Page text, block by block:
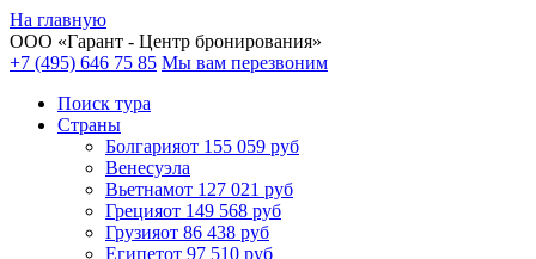
На главную
ООО «Гарант - Центр бронирования»
+7 (495) 646 75 85 Мы вам перезвоним
Поиск тура
Cтраны
Болгарияот 155 059 руб
Венесуэла
Вьетнамот 127 021 руб
Грецияот 149 568 руб
Грузияот 86 438 руб
Египетот 97 510 руб